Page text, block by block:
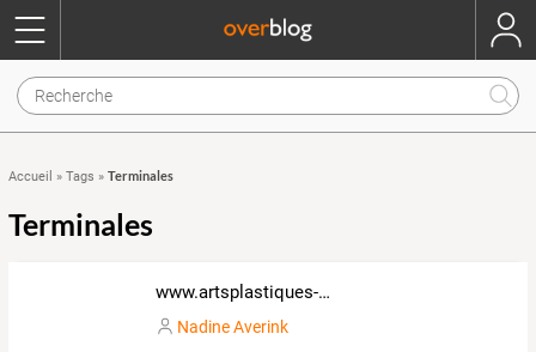
Accueil » Tags » Terminales
Terminales
www.artsplastiques-paulclaudelhulst.com
Nadine Averink